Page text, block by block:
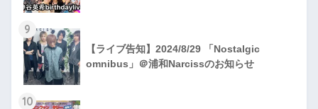
9
【ライブ告知】2024/8/29 「Nostalgic
omnibus」＠浦和Narcissのお知らせ
10